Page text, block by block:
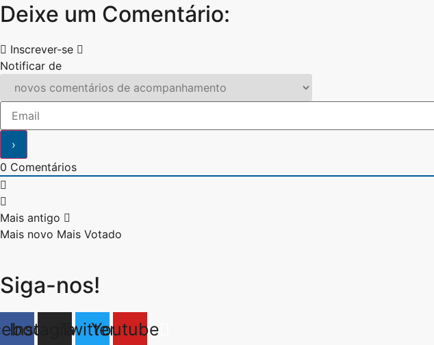
Deixe um Comentário:
Inscrever-se
Notificar de
0 Comentários
Mais antigo
Mais novo Mais Votado
Siga-nos!
InstagramTwitter
Youtube